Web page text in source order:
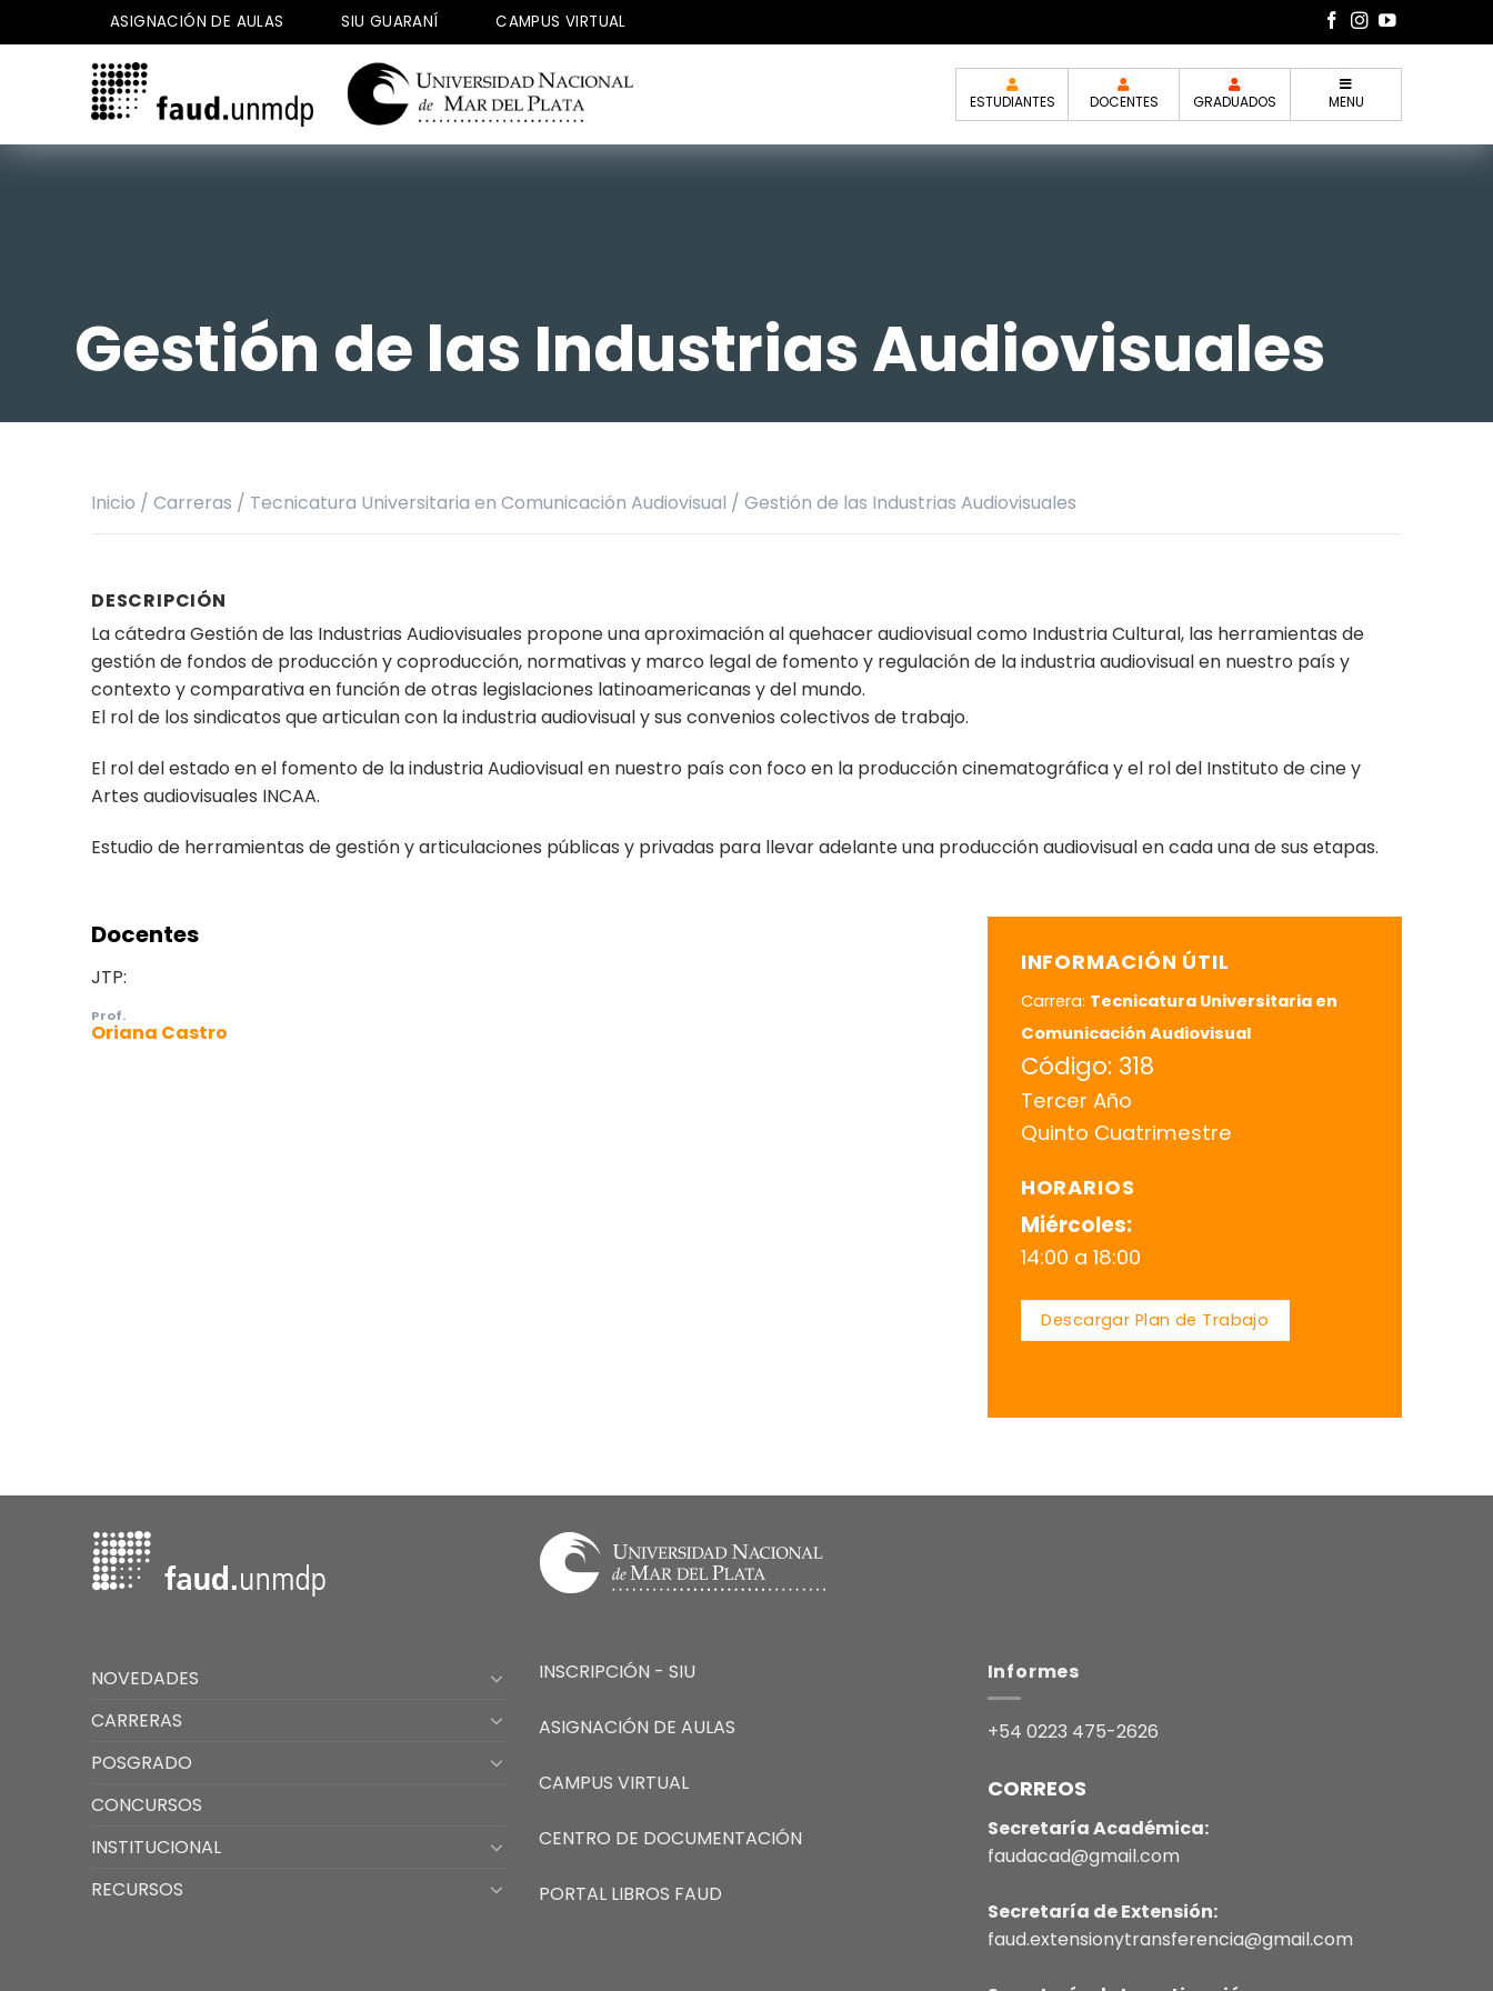
al
ASIGNACIÓN DE AULAS SIU GUARANÍ CAMPUS VIRTUAL
ESTUDIANTES DOCENTES GRADUADOS MENU
Gestión de las Industrias Audiovisuales
Inicio / Carreras / Tecnicatura Universitaria en Comunicación Audiovisual / Gestión de las Industrias Audiovisuales
DESCRIPCIÓN
La cátedra Gestión de las Industrias Audiovisuales propone una aproximación al quehacer audiovisual como Industria Cultural, las herramientas de
gestión de fondos de producción y coproducción, normativas y marco legal de fomento y regulación de la industria audiovisual en nuestro país y
contexto y comparativa en función de otras legislaciones latinoamericanas y del mundo.
El rol de los sindicatos que articulan con la industria audiovisual y sus convenios colectivos de trabajo.
El rol del estado en el fomento de la industria Audiovisual en nuestro país con foco en la producción cinematográfica y el rol del Instituto de cine y
Artes audiovisuales INCAA.
Estudio de herramientas de gestión y articulaciones públicas y privadas para llevar adelante una producción audiovisual en cada una de sus etapas.
Docentes
JTP:
Prof.
Oriana Castro
INFORMACIÓN ÚTIL
Carrera: Tecnicatura Universitaria en
Comunicación Audiovisual
Código: 318
Tercer Año
Quinto Cuatrimestre
HORARIOS
Miércoles:
14:00 a 18:00
Descargar Plan de Trabajo
NOVEDADES
CARRERAS
POSGRADO
CONCURSOS
INSTITUCIONAL
RECURSOS
INSCRIPCIÓN - SIU
ASIGNACIÓN DE AULAS
CAMPUS VIRTUAL
CENTRO DE DOCUMENTACIÓN
PORTAL LIBROS FAUD
Informes
+54 0223 475-2626
CORREOS
Secretaría Académica:
faudacad@gmail.com
Secretaría de Extensión:
faud.extensionytransferencia@gmail.com